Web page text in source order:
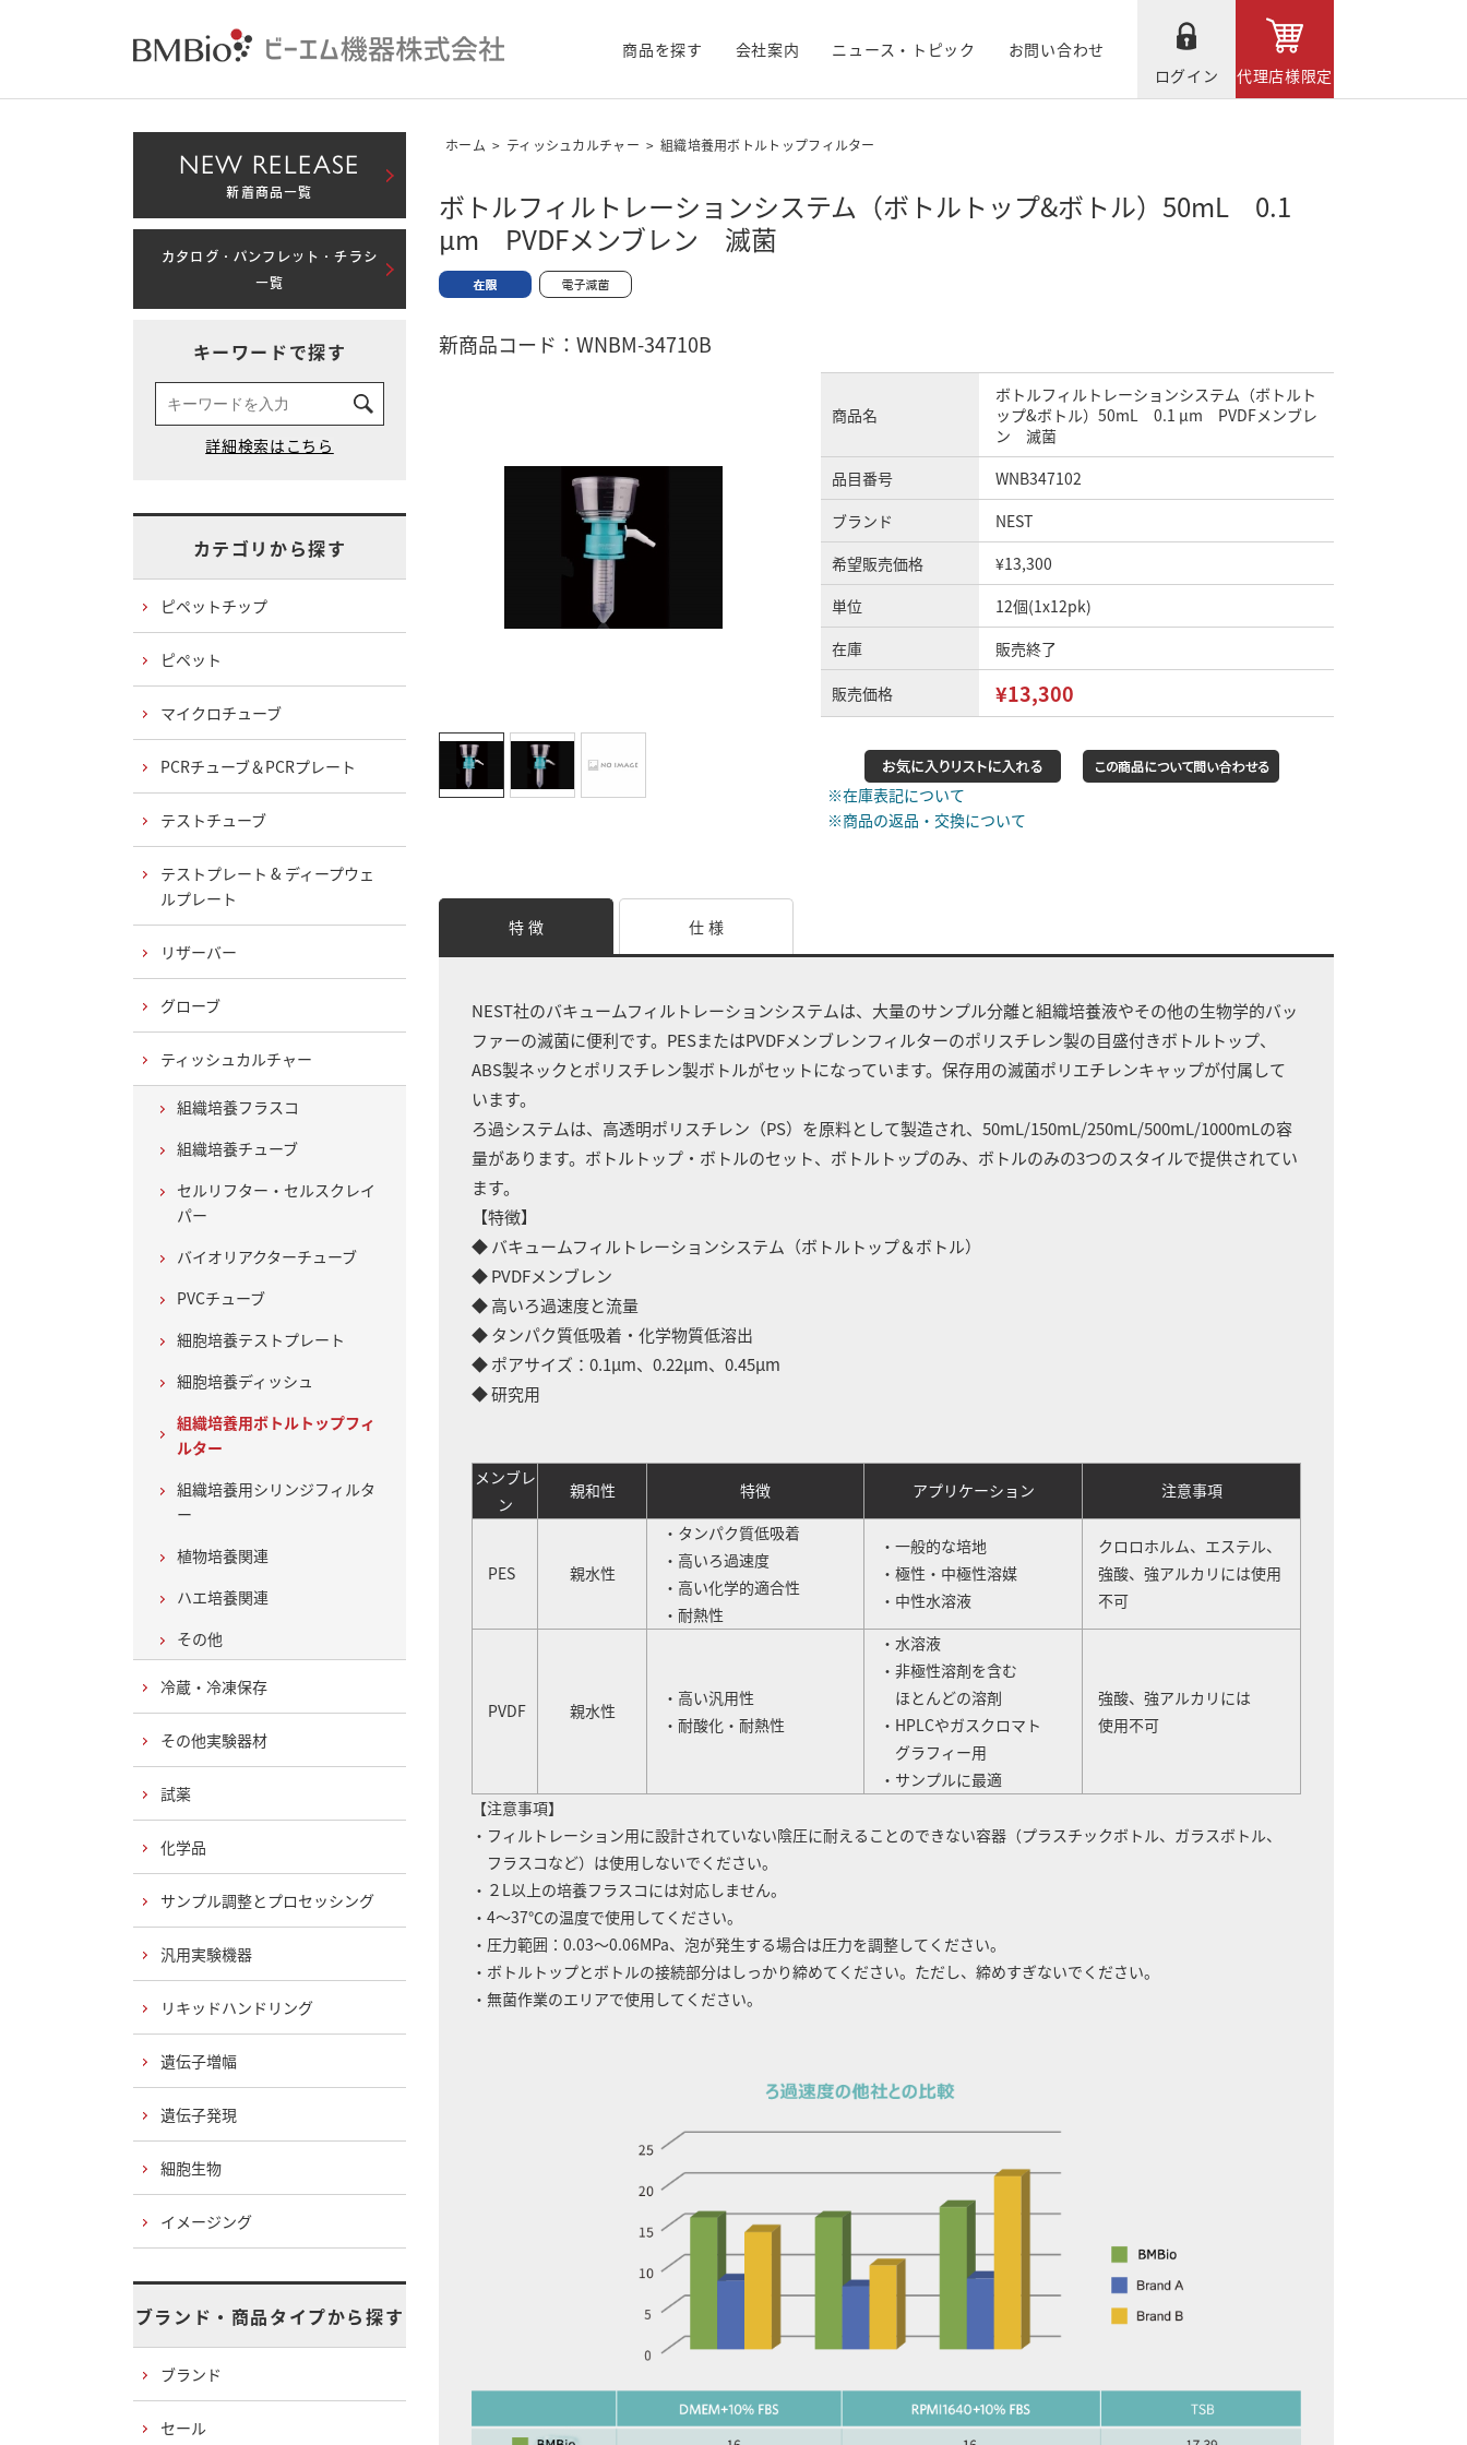
商品を探す 会社案内 ニュース・トピック
お問い合わせ
ログイン
代理店様限定
ホーム > ティッシュカルチャー > 組織培養用ボトルトップフィルター
ボトルフィルトレーションシステム（ボトルトップ&ボトル）50mL 0.1
μm PVDFメンブレン 滅菌
新商品コード：WNBM-34710B
商品名
ボトルフィルトレーションシステム（ボトルト
ップ&ボトル）50mL 0.1 μm PVDFメンブレ
ン 滅菌
品目番号
WNB347102
ブランド
NEST
希望販売価格
¥13,300
単位
12個(1x12pk)
在庫
販売終了
販売価格 ¥13,300
※在庫表記について
※商品の返品・交換について
特 徴 仕 様
NEST社のバキュームフィルトレーションシステムは、大量のサンプル分離と組織培養液やその他の生物学的バッ
ファーの滅菌に便利です。PESまたはPVDFメンブレンフィルターのポリスチレン製の目盛付きボトルトップ、
ABS製ネックとポリスチレン製ボトルがセットになっています。保存用の滅菌ポリエチレンキャップが付属して
います。
ろ過システムは、高透明ポリスチレン（PS）を原料として製造され、50mL/150mL/250mL/500mL/1000mLの容
量があります。ボトルトップ・ボトルのセット、ボトルトップのみ、ボトルのみの3つのスタイルで提供されてい
ます。
【特徴】
◆ バキュームフィルトレーションシステム（ボトルトップ＆ボトル）
◆ PVDFメンブレン
◆ 高いろ過速度と流量
◆ タンパク質低吸着・化学物質低溶出
◆ ポアサイズ：0.1μm、0.22μm、0.45μm
◆ 研究用
メンブレ
ン
親和性 特徴 アプリケーション 注意事項
PES 親水性
・タンパク質低吸着
・高いろ過速度
・高い化学的適合性
・耐熱性
・一般的な培地
・極性・中極性溶媒
・中性水溶液
クロロホルム、エステル、
強酸、強アルカリには使用
不可
PVDF 親水性
・高い汎用性
・耐酸化・耐熱性
・水溶液
・非極性溶剤を含む
ほとんどの溶剤
・HPLCやガスクロマト
グラフィー用
・サンプルに最適
強酸、強アルカリには
使用不可
【注意事項】
・フィルトレーション用に設計されていない陰圧に耐えることのできない容器（プラスチックボトル、ガラスボトル、
フラスコなど）は使用しないでください。
・２L以上の培養フラスコには対応しません。
・4～37℃の温度で使用してください。
・圧力範囲：0.03～0.06MPa、泡が発生する場合は圧力を調整してください。
・ボトルトップとボトルの接続部分はしっかり締めてください。ただし、締めすぎないでください。
・無菌作業のエリアで使用してください。
NEW RELEASE
新着商品一覧
カタログ・パンフレット・チラシ
一覧
キーワードで探す
カテゴリから探す
ピペットチップ
ピペット
マイクロチューブ
PCRチューブ＆PCRプレート
テストチューブ
テストプレート & ディープウェ
ルプレート
リザーバー
グローブ
ティッシュカルチャー
組織培養フラスコ
組織培養チューブ
セルリフター・セルスクレイ
パー
バイオリアクターチューブ
PVCチューブ
細胞培養テストプレート
細胞培養ディッシュ
組織培養用ボトルトップフィ
ルター
組織培養用シリンジフィルタ
ー
植物培養関連
ハエ培養関連
その他
冷蔵・冷凍保存
その他実験器材
試薬
化学品
サンプル調整とプロセッシング
汎用実験機器
リキッドハンドリング
遺伝子増幅
遺伝子発現
細胞生物
イメージング
ブランド・商品タイプから探す
ブランド
セール